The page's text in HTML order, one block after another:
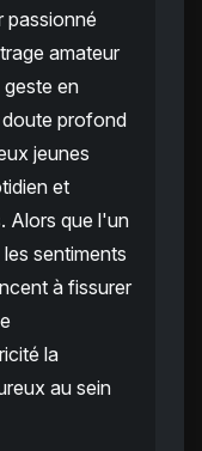
passionné
amateur
en
profond
jeunes
et
Alors que l'un
sentiments
à fissurer
la
au sein